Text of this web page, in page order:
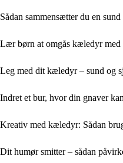
Sådan sammensætter du en
Lær børn at omgås kæledyr med
Leg med dit kæledyr – sund og
Indret et bur, hvor din gnaver
Kreativ med kæledyr: Sådan
Dit humør smitter – sådan